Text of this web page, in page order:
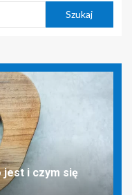
i czym się